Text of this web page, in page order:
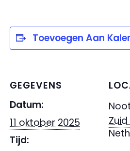
Toevoegen Aan
GEGEVENS
Datum:
11 oktober 2025
Tijd: